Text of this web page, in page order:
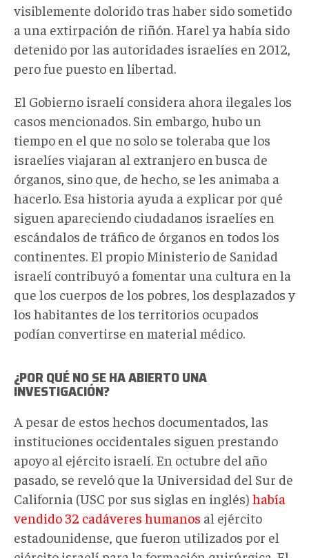
visiblemente dolorido tras haber sido sometido
a una extirpación de riñón. Harel ya había sido
detenido por las autoridades israelíes en 2012,
pero fue puesto en libertad.
El Gobierno israelí considera ahora ilegales los
casos mencionados. Sin embargo, hubo un
tiempo en el que no solo se toleraba que los
israelíes viajaran al extranjero en busca de
órganos, sino que, de hecho, se les animaba a
hacerlo. Esa historia ayuda a explicar por qué
siguen apareciendo ciudadanos israelíes en
escándalos de tráfico de órganos en todos los
continentes. El propio Ministerio de Sanidad
israelí contribuyó a fomentar una cultura en la
que los cuerpos de los pobres, los desplazados y
los habitantes de los territorios ocupados
podían convertirse en material médico.
¿POR QUÉ NO SE HA ABIERTO UNA
INVESTIGACIÓN?
A pesar de estos hechos documentados, las
instituciones occidentales siguen prestando
apoyo al ejército israelí. En octubre del año
pasado, se reveló que la Universidad del Sur de
California (USC por sus siglas en inglés) había
vendido 32 cadáveres humanos al ejército
estadounidense, que fueron utilizados por el